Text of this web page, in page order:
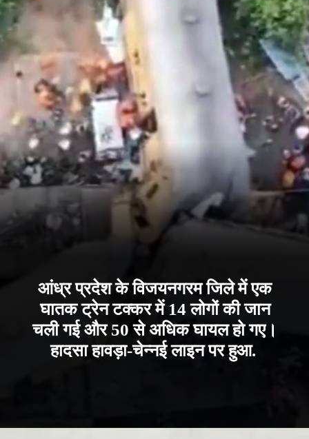
आंध्र प्रदेश के विजयनगरम जिले में एक
घातक ट्रेन टक्कर में 14 लोगों की जान
चली गई और 50 से अधिक घायल हो गए।
हादसा हावड़ा-चेन्नई लाइन पर हुआ.